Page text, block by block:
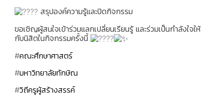
สรุปองค์ความรู้และปิดกิจกรรม
ขอเชิญผู้สนใจเข้าร่วมแลกเปลี่ยนเรียนรู้ และร่วมเป็นกำลังใจให้
กับนิสิตในกิจกรรมครั้งนี้
#คณะศึกษาศาสตร์
#มหาวิทยาลัยทักษิณ
#วิถีครูผู้สร้างสรรค์